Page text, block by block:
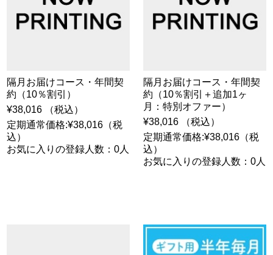
隔月お届けコース・年間契
約（10％割引）
¥38,016 （税込）
定期通常価格:¥38,016（税
込）
お気に入りの登録人数：0人
隔月お届けコース・年間契
約（10％割引＋追加1ヶ
月：特別オファー）
¥38,016 （税込）
定期通常価格:¥38,016（税
込）
お気に入りの登録人数：0人